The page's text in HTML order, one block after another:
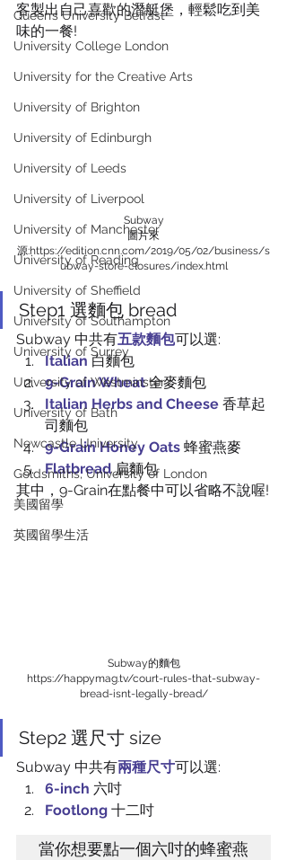
Queen’s University Belfast
University College London
University for the Creative Arts
University of Brighton
University of Edinburgh
University of Leeds
University of Liverpool
University of Manchester
University of Reading
University of Sheffield
University of Southampton
University of Surrey
University of Westminster
University of Bath
Newcastle University
Goldsmiths, University of London
美國留學
英國留學生活
客製出自己喜歡的潛艇堡，輕鬆吃到美
味的一餐!
Subway
圖片來
源:https://edition.cnn.com/2019/05/02/business/s
ubway-store-closures/index.html
Step1 選麵包 bread
Subway 中共有五款麵包可以選:
Italian 白麵包
9-Grain Wheat 全麥麵包
Italian Herbs and Cheese 香草起
司麵包
9-Grain Honey Oats 蜂蜜燕麥
Flatbread 扁麵包
其中，9-Grain在點餐中可以省略不說喔!
Subway的麵包
https://happymag.tv/court-rules-that-subway-
bread-isnt-legally-bread/
Step2 選尺寸 size
Subway 中共有兩種尺寸可以選:
6-inch 六吋
Footlong 十二吋
當你想要點一個六吋的蜂蜜燕